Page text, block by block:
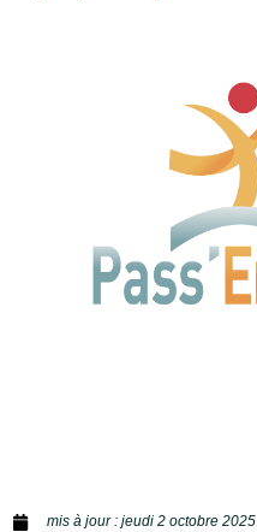
mis à jour : jeudi 2 octobre 2025